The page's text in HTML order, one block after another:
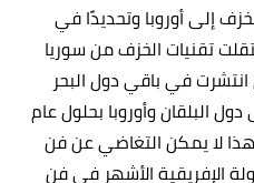
إلى أوروبا وتحديدًا في
تقنيات الخزف من سوريا
انتشرت في باقي دول البحر
البلقان وأوروبا بحلول عام
ومع هذا لا يمكن التغاضي عن فن
الإفريقية الأشهر في فن